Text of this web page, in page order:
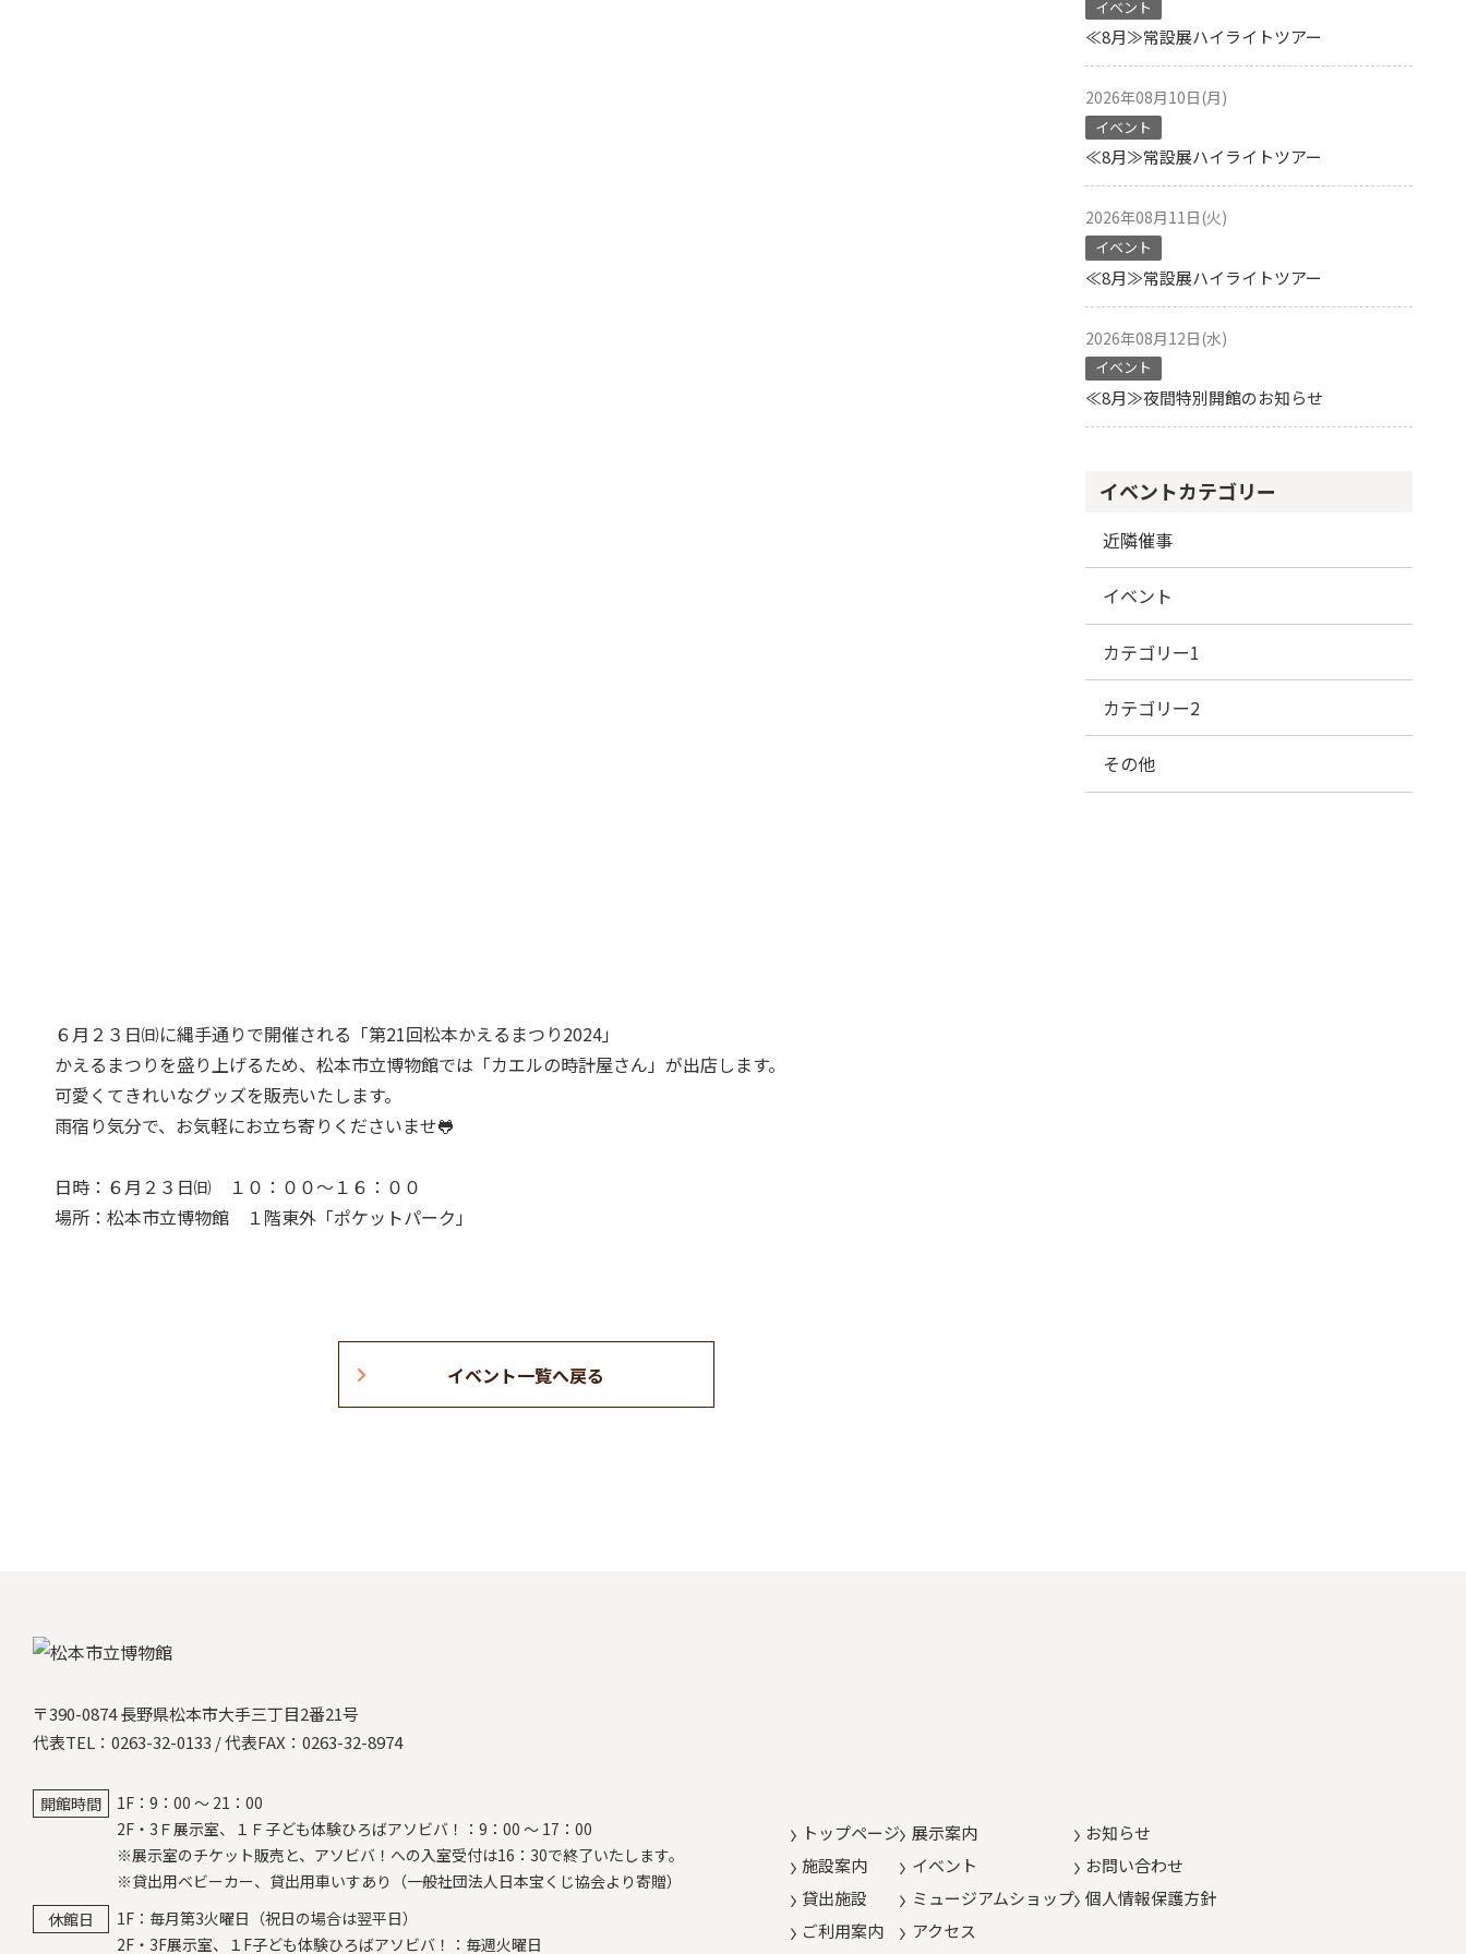
６月２３日㈰に縄手通りで開催される「第21回松本かえるまつり2024」
かえるまつりを盛り上げるため、松本市立博物館では「カエルの時計屋さん」が出店します。
可愛くてきれいなグッズを販売いたします。
雨宿り気分で、お気軽にお立ち寄りくださいませ🐸
日時：６月２３日㈰ １０：００～１６：００
場所：松本市立博物館 １階東外「ポケットパーク」
イベント一覧へ戻る
イベント
≪8月≫常設展ハイライトツアー
2026年08月10日(月)
イベント
≪8月≫常設展ハイライトツアー
2026年08月11日(火)
イベント
≪8月≫常設展ハイライトツアー
2026年08月12日(水)
イベント
≪8月≫夜間特別開館のお知らせ
イベントカテゴリー
近隣催事
イベント
カテゴリー1
カテゴリー2
その他
〒390-0874 長野県松本市大手三丁目2番21号
代表TEL： 0263-32-0133 /代表FAX：0263-32-8974
開館時間
1F：9：00 ～ 21：00
2F・3Ｆ展示室、１Ｆ子ども体験ひろばアソビバ！：9：00 ～ 17：00
※展示室のチケット販売と、アソビバ！への入室受付は16：30で終了いたします。
※貸出用ベビーカー、貸出用車いすあり（一般社団法人日本宝くじ協会より寄贈）
休館日
1F：毎月第3火曜日（祝日の場合は翌平日）
2F・3F展示室、１F子ども体験ひろばアソビバ！：毎週火曜日
トップページ
施設案内
貸出施設
ご利用案内
展示案内
イベント
ミュージアムショップ
アクセス
お知らせ
お問い合わせ
個人情報保護方針